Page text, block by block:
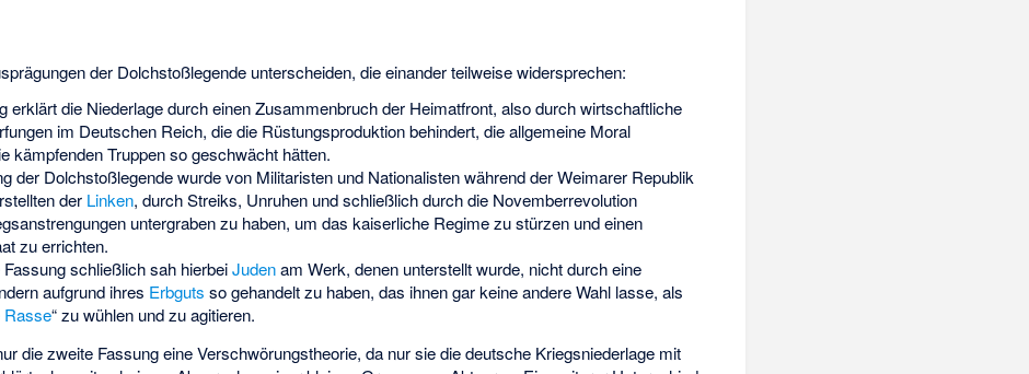
der Dolchstoßlegende unterscheiden, die einander teilweise widersprechen:
erklärt die Niederlage durch einen Zusammenbruch der Heimatfront, also durch wirtschaftliche
im Deutschen Reich, die die Rüstungsproduktion behindert, die allgemeine Moral
kämpfenden Truppen so geschwächt hätten.
der Dolchstoßlegende wurde von Militaristen und Nationalisten während der Weimarer Republik
der Linken, durch Streiks, Unruhen und schließlich durch die Novemberrevolution
untergraben zu haben, um das kaiserliche Regime zu stürzen und einen
zu errichten.
schließlich sah hierbeiJudenam Werk, denen unterstellt wurde, nicht durch eine
aufgrund ihres Erbguts so gehandelt zu haben, das ihnen gar keine andere Wahl lasse, als
“ zu wühlen und zu agitieren.
die zweite Fassung eine Verschwörungstheorie, da nur sie die deutsche Kriegsniederlage mit